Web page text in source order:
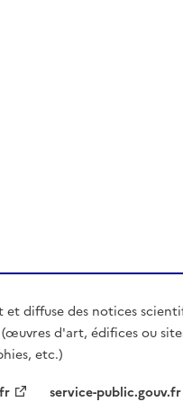
et diffuse des notices
d'art, édifices ou
etc.)
service-public.gouv.fr